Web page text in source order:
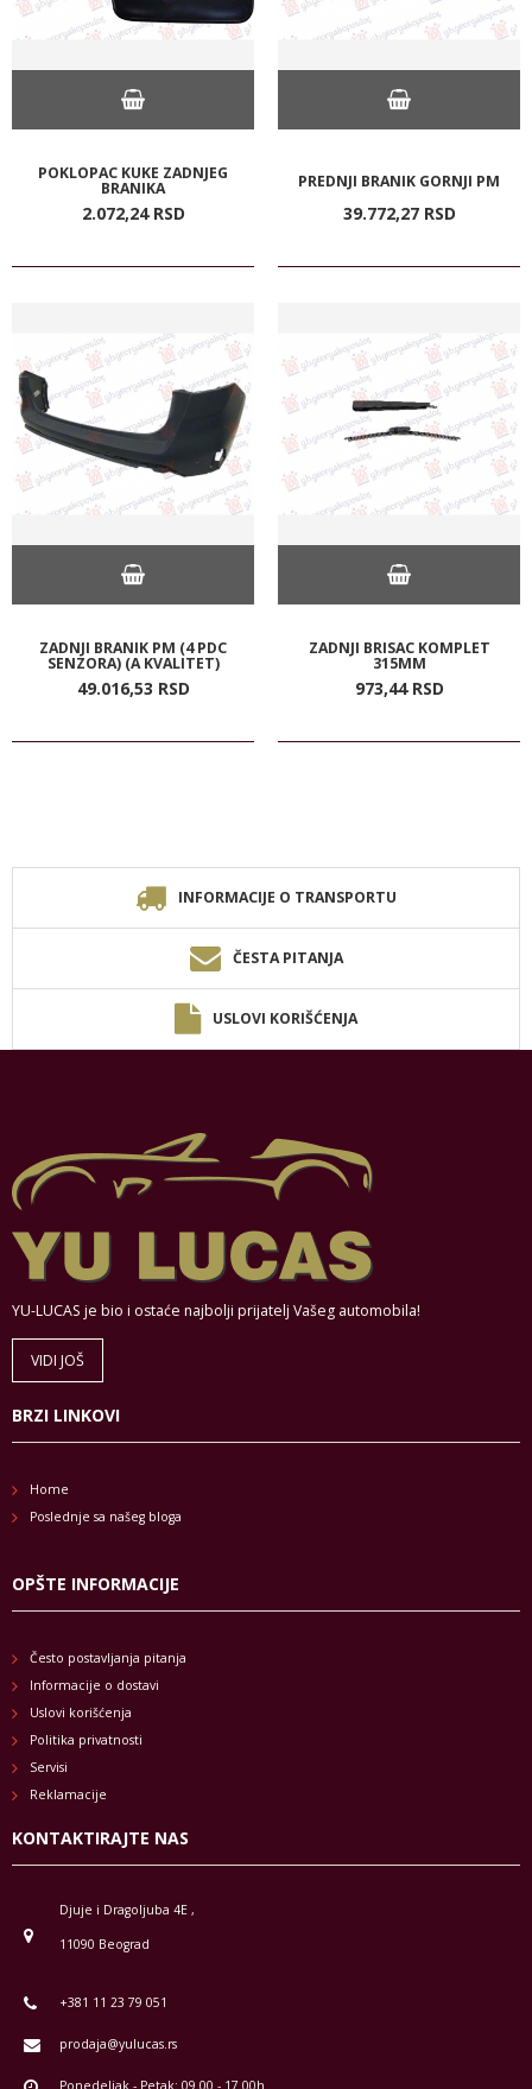
POKLOPAC KUKE ZADNJEG
BRANIKA
2.072,24 RSD
PREDNJI BRANIK GORNJI PM
39.772,27 RSD
ZADNJI BRANIK PM (4 PDC
SENZORA) (A KVALITET)
49.016,53 RSD
ZADNJI BRISAC KOMPLET
315MM
973,44 RSD
INFORMACIJE O TRANSPORTU
ČESTA PITANJA
USLOVI KORIŠĆENJA
YU-LUCAS je bio i ostaće najbolji prijatelj Vašeg automobila!
VIDI JOŠ
BRZI LINKOVI
Home
Poslednje sa našeg bloga
OPŠTE INFORMACIJE
Često postavljanja pitanja
Informacije o dostavi
Uslovi korišćenja
Politika privatnosti
Servisi
Reklamacije
KONTAKTIRAJTE NAS
Djuje i Dragoljuba 4E ,
11090 Beograd
+381 11 23 79 051
prodaja@yulucas.rs
Ponedeljak - Petak: 09.00 - 17.00h